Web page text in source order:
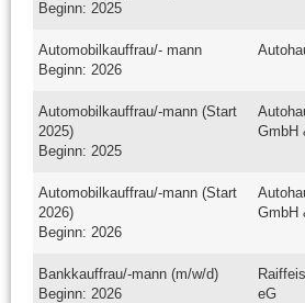
Beginn: 2025
Automobilkauffrau/- mann
Beginn: 2026
Automobilkauffrau/-mann (Start
2025)
Beginn: 2025
GmbH
Automobilkauffrau/-mann (Start
2026)
Beginn: 2026
GmbH
Bankkauffrau/-mann (m/w/d)
Beginn: 2026
eG